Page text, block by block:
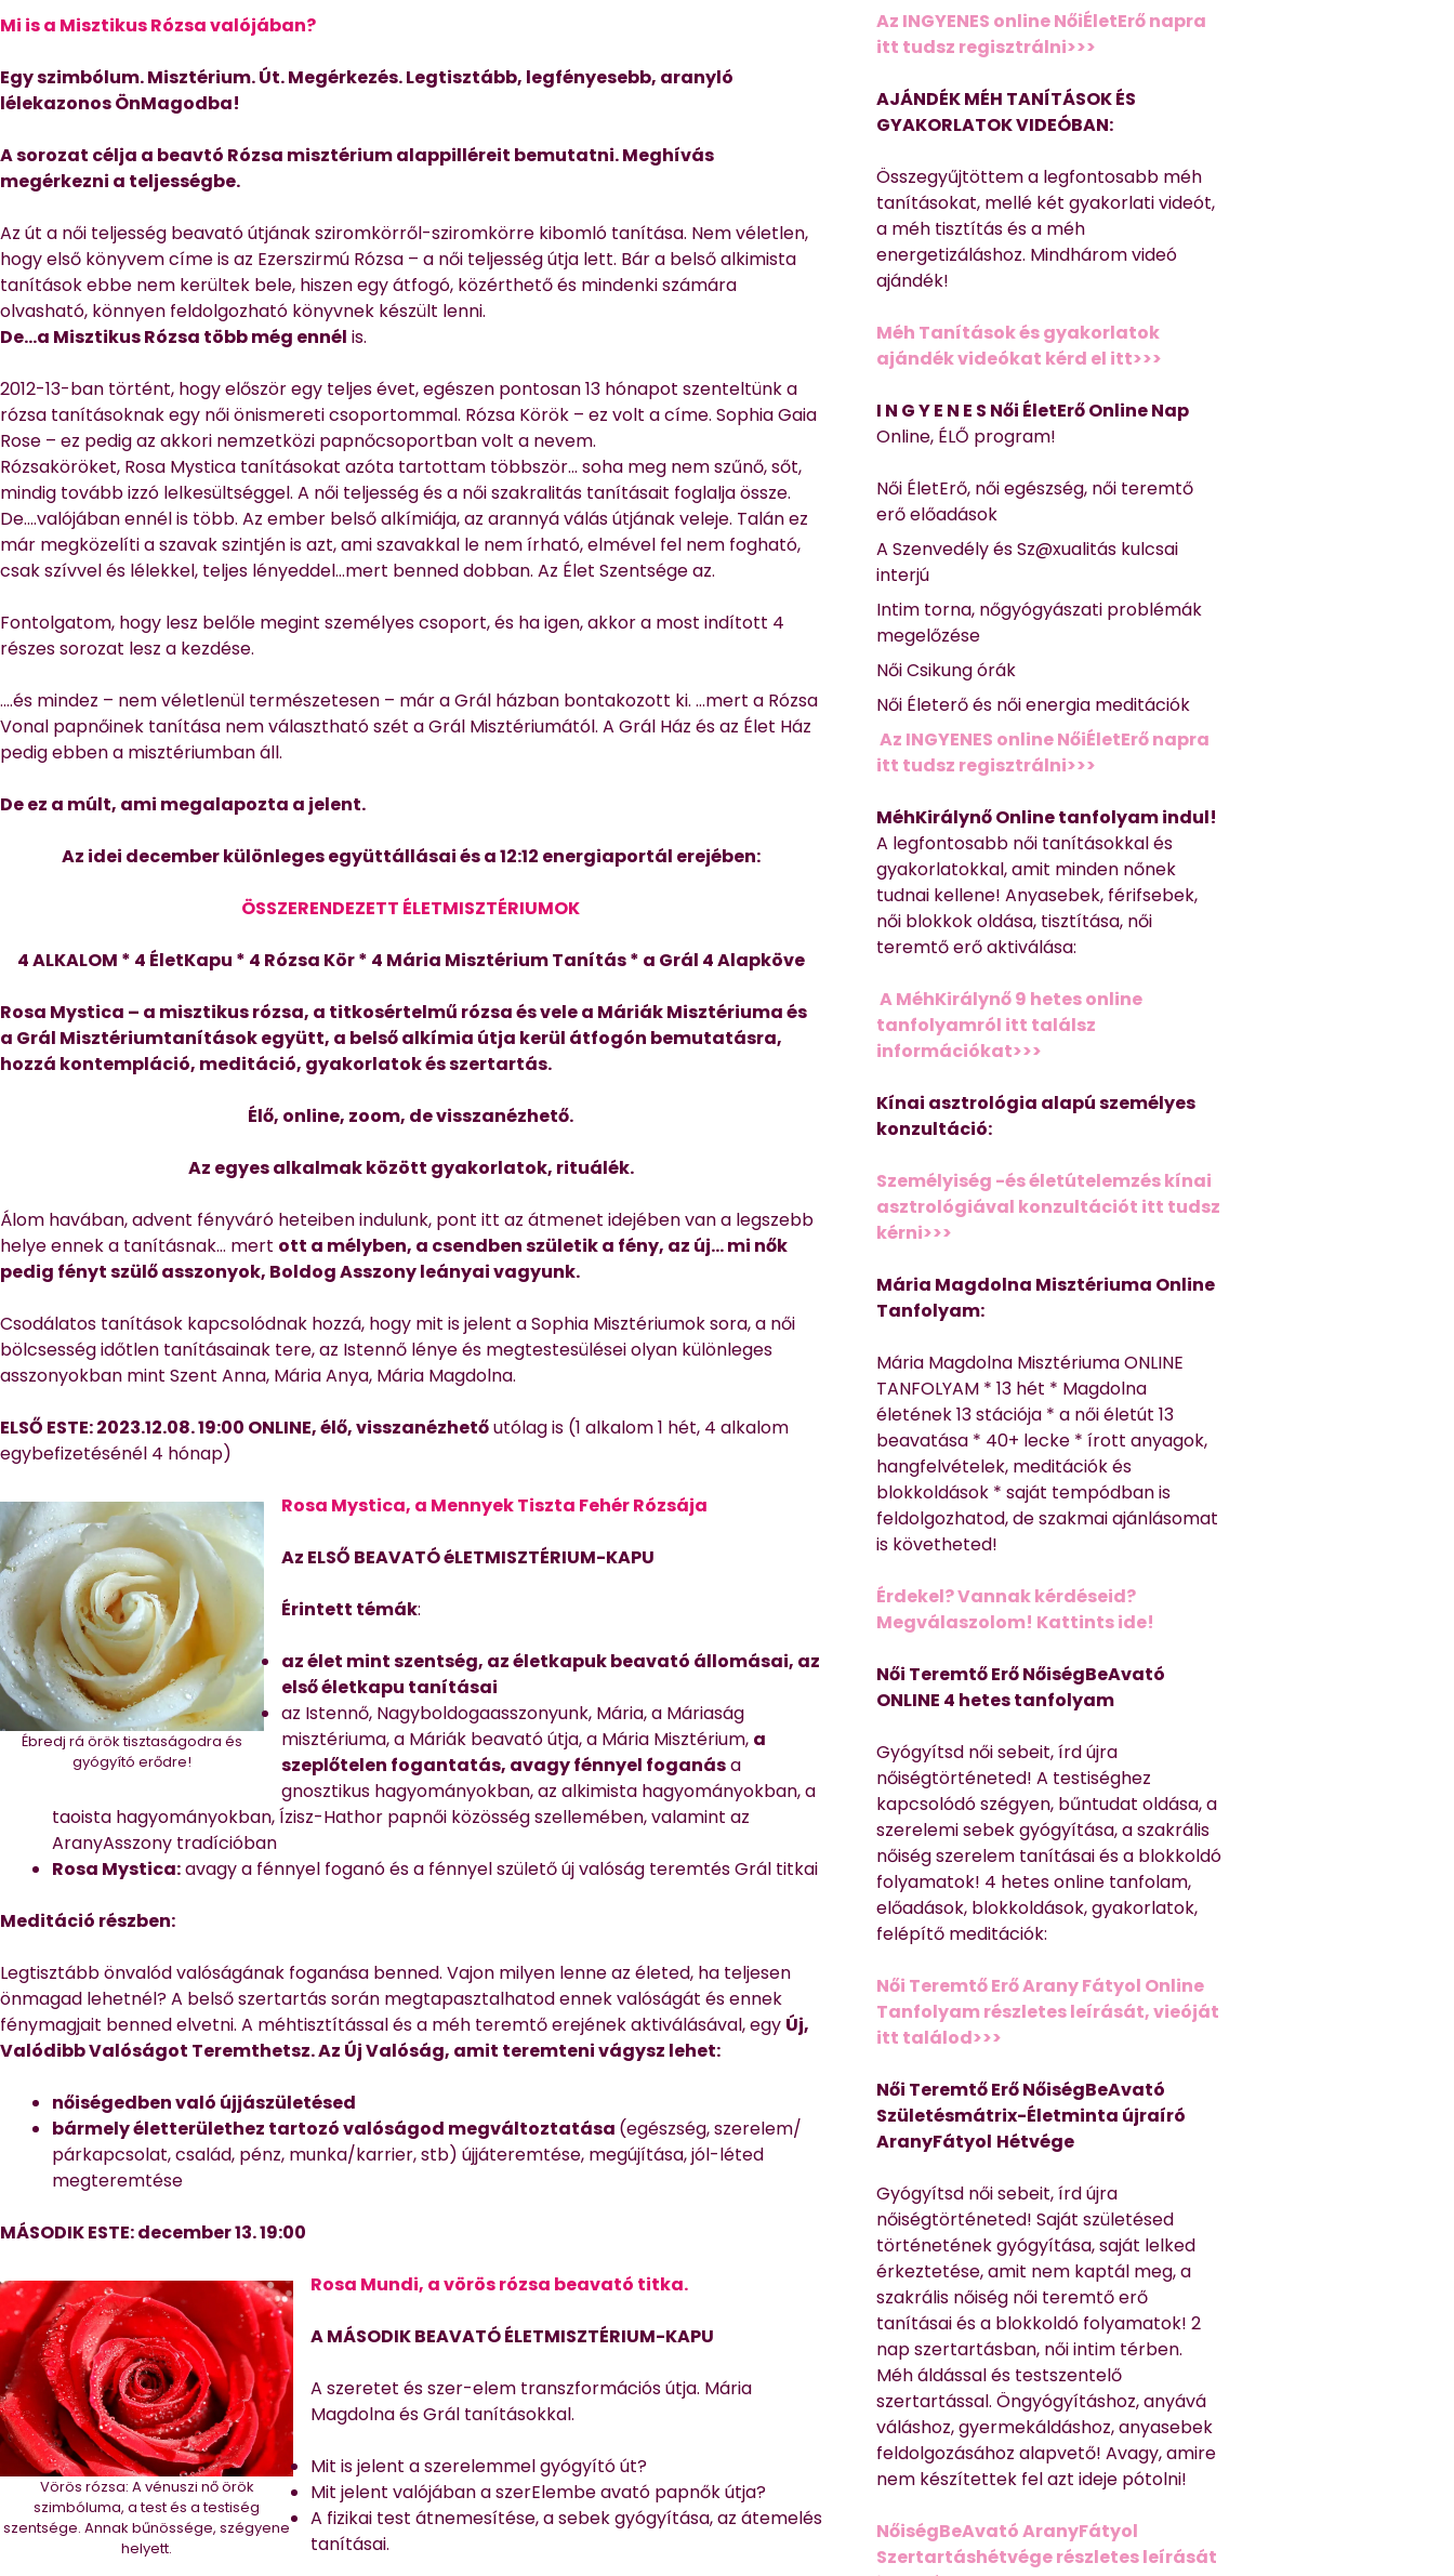
Mi is a Misztikus Rózsa valójában?
Egy szimbólum. Misztérium. Út. Megérkezés. Legtisztább, legfényesebb, aranyló
lélekazonos ÖnMagodba!
A sorozat célja a beavtó Rózsa misztérium alappilléreit bemutatni. Meghívás
megérkezni a teljességbe.
Az út a női teljesség beavató útjának sziromkörről-sziromkörre kibomló tanítása. Nem véletlen,
hogy első könyvem címe is az Ezerszirmú Rózsa – a női teljesség útja lett. Bár a belső alkimista
tanítások ebbe nem kerültek bele, hiszen egy átfogó, közérthető és mindenki számára
olvasható, könnyen feldolgozható könyvnek készült lenni.
De…a Misztikus Rózsa több még ennél is.
2012-13-ban történt, hogy először egy teljes évet, egészen pontosan 13 hónapot szenteltünk a
rózsa tanításoknak egy női önismereti csoportommal. Rózsa Körök – ez volt a címe. Sophia Gaia
Rose – ez pedig az akkori nemzetközi papnőcsoportban volt a nevem.
Rózsaköröket, Rosa Mystica tanításokat azóta tartottam többször… soha meg nem szűnő, sőt,
mindig tovább izzó lelkesültséggel. A női teljesség és a női szakralitás tanításait foglalja össze.
De….valójában ennél is több. Az ember belső alkímiája, az arannyá válás útjának veleje. Talán ez
már megközelíti a szavak szintjén is azt, ami szavakkal le nem írható, elmével fel nem fogható,
csak szívvel és lélekkel, teljes lényeddel…mert benned dobban. Az Élet Szentsége az.
Fontolgatom, hogy lesz belőle megint személyes csoport, és ha igen, akkor a most indított 4
részes sorozat lesz a kezdése.
….és mindez – nem véletlenül természetesen – már a Grál házban bontakozott ki. …mert a Rózsa
Vonal papnőinek tanítása nem választható szét a Grál Misztériumától. A Grál Ház és az Élet Ház
pedig ebben a misztériumban áll.
De ez a múlt, ami megalapozta a jelent.
Az idei december különleges együttállásai és a 12:12 energiaportál erejében:
ÖSSZERENDEZETT ÉLETMISZTÉRIUMOK
4 ALKALOM * 4 ÉletKapu * 4 Rózsa Kör * 4 Mária Misztérium Tanítás * a Grál 4 Alapköve
Rosa Mystica – a misztikus rózsa, a titkosértelmű rózsa és vele a Máriák Misztériuma és
a Grál Misztériumtanítások együtt, a belső alkímia útja kerül átfogón bemutatásra,
hozzá kontempláció, meditáció, gyakorlatok és szertartás.
Élő, online, zoom, de visszanézhető.
Az egyes alkalmak között gyakorlatok, rituálék.
Álom havában, advent fényváró heteiben indulunk, pont itt az átmenet idejében van a legszebb
helye ennek a tanításnak… mert ott a mélyben, a csendben születik a fény, az új… mi nők
pedig fényt szülő asszonyok, Boldog Asszony leányai vagyunk.
Csodálatos tanítások kapcsolódnak hozzá, hogy mit is jelent a Sophia Misztériumok sora, a női
bölcsesség időtlen tanításainak tere, az Istennő lénye és megtestesülései olyan különleges
asszonyokban mint Szent Anna, Mária Anya, Mária Magdolna.
ELSŐ ESTE: 2023.12.08. 19:00 ONLINE, élő, visszanézhetőutólag is (1 alkalom 1 hét, 4 alkalom
egybefizetésénél 4 hónap)
Ébredj rá örök tisztaságodra és
gyógyító erődre!
Rosa Mystica, a Mennyek Tiszta Fehér Rózsája
Az ELSŐ BEAVATÓ éLETMISZTÉRIUM-KAPU
Érintett témák:
az élet mint szentség, az életkapuk beavató állomásai, az
első életkapu tanításai
az Istennő, Nagyboldogaasszonyunk, Mária, a Máriaság
misztériuma, a Máriák beavató útja, a Mária Misztérium, a
szeplőtelen fogantatás, avagy fénnyel foganása
gnosztikus hagyományokban, az alkimista hagyományokban, a
taoista hagyományokban, Ízisz-Hathor papnői közösség szellemében, valamint az
AranyAsszony tradícióban
Rosa Mystica:avagy a fénnyel foganó és a fénnyel születő új valóság teremtés Grál titkai
Meditáció részben:
Legtisztább önvalód valóságának foganása benned. Vajon milyen lenne az életed, ha teljesen
önmagad lehetnél? A belső szertartás során megtapasztalhatod ennek valóságát és ennek
fénymagjait benned elvetni. A méhtisztítással és a méh teremtő erejének aktiválásával, egy Új,
Valódibb Valóságot Teremthetsz. Az Új Valóság, amit teremteni vágysz lehet:
nőiségedben való újjászületésed
bármely életterülethez tartozó valóságod megváltoztatása (egészség, szerelem/
párkapcsolat, család, pénz, munka/karrier, stb) újjáteremtése, megújítása, jól-léted
megteremtése
MÁSODIK ESTE: december 13. 19:00
Vörös rózsa: A vénuszi nő örök
szimbóluma, a test és a testiség
szentsége. Annak bűnössége, szégyene
helyett.
Rosa Mundi, a vörös rózsa beavató titka.
A MÁSODIK BEAVATÓ ÉLETMISZTÉRIUM-KAPU
A szeretet és szer-elem transzformációs útja. Mária
Magdolna és Grál tanításokkal.
Mit is jelent a szerelemmel gyógyító út?
Mit jelent valójában a szerElembe avató papnők útja?
A fizikai test átnemesítése, a sebek gyógyítása, az átemelés
tanításai.
Az INGYENES online NőiÉletErő napra
itt tudsz regisztrálni>>>
AJÁNDÉK MÉH TANÍTÁSOK ÉS
GYAKORLATOK VIDEÓBAN:
Összegyűjtöttem a legfontosabb méh
tanításokat, mellé két gyakorlati videót,
a méh tisztítás és a méh
energetizáláshoz. Mindhárom videó
ajándék!
Méh Tanítások és gyakorlatok
ajándék videókat kérd el itt>>>
I N G Y E N E S Női ÉletErő Online Nap
Online, ÉLŐ program!
Női ÉletErő, női egészség, női teremtő
erő előadások
A Szenvedély és Sz@xualitás kulcsai
interjú
Intim torna, nőgyógyászati problémák
megelőzése
Női Csikung órák
Női Életerő és női energia meditációk
Az INGYENES online NőiÉletErő napra
itt tudsz regisztrálni>>>
MéhKirálynő Online tanfolyam indul!
A legfontosabb női tanításokkal és
gyakorlatokkal, amit minden nőnek
tudnai kellene! Anyasebek, férifsebek,
női blokkok oldása, tisztítása, női
teremtő erő aktiválása:
A MéhKirálynő 9 hetes online
tanfolyamról itt találsz
információkat>>>
Kínai asztrológia alapú személyes
konzultáció:
Személyiség -és életútelemzés kínai
asztrológiával konzultációt itt tudsz
kérni>>>
Mária Magdolna Misztériuma Online
Tanfolyam:
Mária Magdolna Misztériuma ONLINE
TANFOLYAM * 13 hét * Magdolna
életének 13 stációja * a női életút 13
beavatása * 40+ lecke * írott anyagok,
hangfelvételek, meditációk és
blokkoldások * saját tempódban is
feldolgozhatod, de szakmai ajánlásomat
is követheted!
Érdekel? Vannak kérdéseid?
Megválaszolom! Kattints ide!
Női Teremtő Erő NőiségBeAvató
ONLINE 4 hetes tanfolyam
Gyógyítsd női sebeit, írd újra
nőiségtörténeted! A testiséghez
kapcsolódó szégyen, bűntudat oldása, a
szerelemi sebek gyógyítása, a szakrális
nőiség szerelem tanításai és a blokkoldó
folyamatok! 4 hetes online tanfolam,
előadások, blokkoldások, gyakorlatok,
felépítő meditációk:
Női Teremtő Erő Arany Fátyol Online
Tanfolyam részletes leírását, vieóját
itt találod>>>
Női Teremtő Erő NőiségBeAvató
Születésmátrix-Életminta újraíró
AranyFátyol Hétvége
Gyógyítsd női sebeit, írd újra
nőiségtörténeted! Saját születésed
történetének gyógyítása, saját lelked
érkeztetése, amit nem kaptál meg, a
szakrális nőiség női teremtő erő
tanításai és a blokkoldó folyamatok! 2
nap szertartásban, női intim térben.
Méh áldással és testszentelő
szertartással. Öngyógyításhoz, anyává
váláshoz, gyermekáldáshoz, anyasebek
feldolgozásához alapvető! Avagy, amire
nem készítettek fel azt ideje pótolni!
NőiségBeAvató AranyFátyol
Szertartáshétvége részletes leírását